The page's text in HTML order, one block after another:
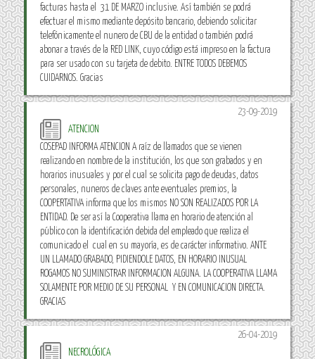
facturas hasta el 31 DE MARZO inclusive. Así también se podrá
efectuar el mismo mediante depósito bancario, debiendo solicitar
telefónicamente el nunero de CBU de la entidad o también podrá
abonar a través de la RED LINK, cuyo código está impreso en la factura
para ser usado con su tarjeta de debito. ENTRE TODOS DEBEMOS
CUIDARNOS. Gracias
23-09-2019
ATENCION
COSEPAD INFORMA ATENCION A raíz de llamados que se vienen
realizando en nombre de la institución, los que son grabados y en
horarios inusuales y por el cual se solicita pago de deudas, datos
personales, nuneros de claves ante eventuales premios, la
COOPERTATIVA informa que los mismos NO SON REALIZADOS POR LA
ENTIDAD. De ser así la Cooperativa llama en horario de atención al
público con la identificación debida del empleado que realiza el
comunicado el cual en su mayoría, es de carácter informativo. ANTE
UN LLAMADO GRABADO, PIDIENDOLE DATOS, EN HORARIO INUSUAL
ROGAMOS NO SUMINISTRAR INFORMACION ALGUNA. LA COOPERATIVA LLAMA
SOLAMENTE POR MEDIO DE SU PERSONAL Y EN COMUNICACION DIRECTA.
GRACIAS
26-04-2019
NECROLÓGICA